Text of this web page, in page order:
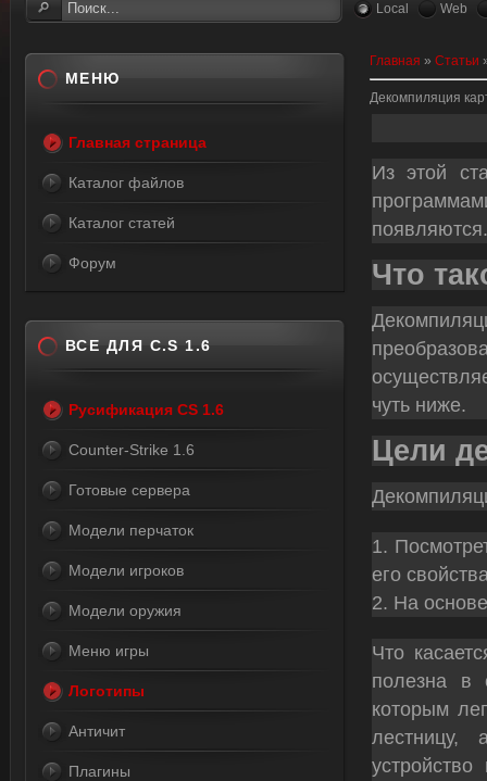
Local Web
Главная » Статьи
Декомпиляция
Из этой
Что
чуть ниже.
Цели
его
На
Что
полезна в
которым
лестницу,
МЕНЮ
Главная страница
Каталог файлов
Каталог статей
Форум
ВСЕ ДЛЯ C.S 1.6
Русификация CS 1.6
Counter-Strike 1.6
Готовые сервера
Модели перчаток
Модели игроков
Модели оружия
Меню игры
Логотипы
Античит
Плагины